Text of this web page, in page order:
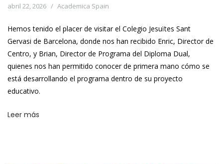
abril 22, 2026 Academica Spain
Hemos tenido el placer de visitar el Colegio Jesuïtes Sant
Gervasi de Barcelona, donde nos han recibido Enric, Director de
Centro, y Brian, Director de Programa del Diploma Dual,
quienes nos han permitido conocer de primera mano cómo se
está desarrollando el programa dentro de su proyecto
educativo.
Leer más